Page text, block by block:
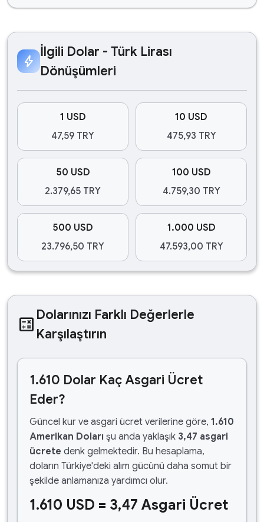
bolt
İlgili Dolar - Türk Lirası
Dönüşümleri
1 USD
47,59 TRY
10 USD
475,93 TRY
50 USD
2.379,65 TRY
100 USD
4.759,30 TRY
500 USD
23.796,50 TRY
1.000 USD
47.593,00 TRY
calculate Dolarınızı Farklı Değerlerle
Karşılaştırın
1.610 Dolar Kaç Asgari Ücret
Eder?
Güncel kur ve asgari ücret verilerine göre, 1.610
Amerikan Doları şu anda yaklaşık 3,47 asgari
ücrete denk gelmektedir. Bu hesaplama,
doların Türkiye'deki alım gücünü daha somut bir
şekilde anlamanıza yardımcı olur.
1.610 USD = 3,47 Asgari Ücret